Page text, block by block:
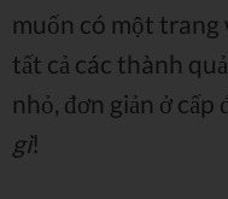
muốn có một trang
tất cả các thành
nhỏ, đơn giản ở cấp
gì!